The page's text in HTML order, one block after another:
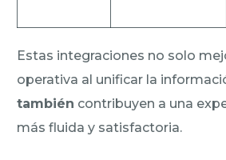
Estas integraciones no solo
operativa al unificar la
también contribuyen a una
más fluida y satisfactoria.